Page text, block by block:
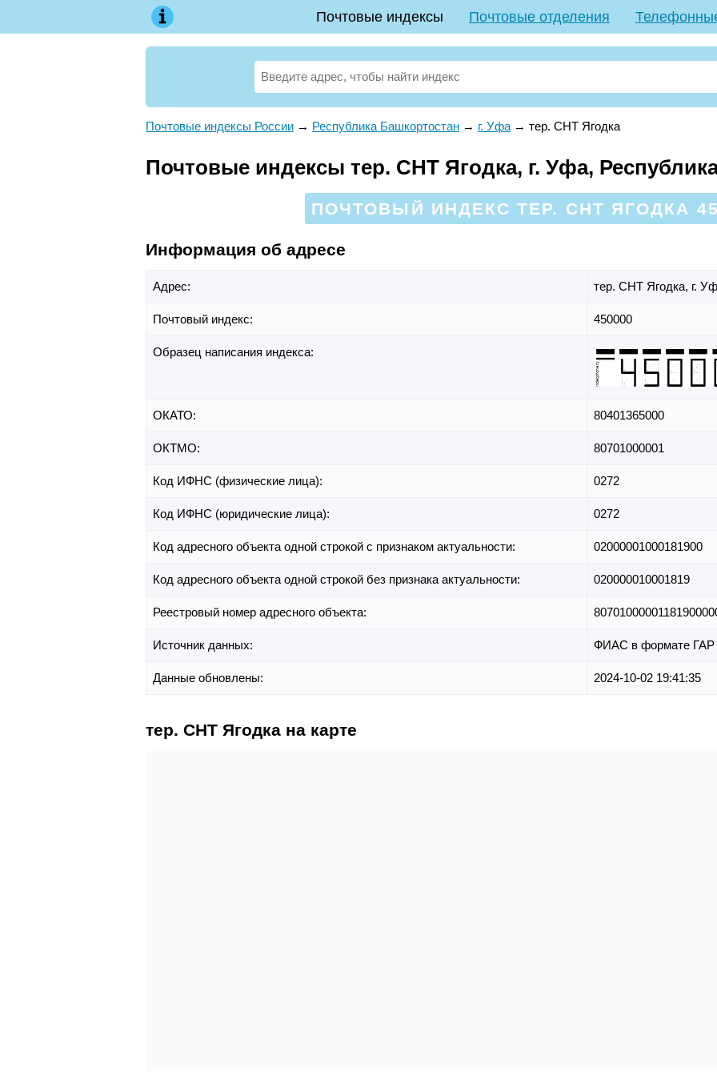
Почтовые индексы Почтовые отделения
Почтовые индексы России → Республика Башкортостан → г. Уфа → тер. СНТ Ягодка
Почтовые индексы тер. СНТ Ягодка, г. Уфа,
ПОЧТОВЫЙ ИНДЕКС ТЕР. СНТ ЯГОДКА
Информация об адресе
Адрес: тер. СНТ Ягодка, г.
Почтовый индекс: 450000
Образец написания индекса:
ОКАТО: 80401365000
ОКТМО: 80701000001
Код ИФНС (физические лица): 0272
Код ИФНС (юридические лица): 0272
Код адресного объекта одной строкой с признаком актуальности: 02000001000181900
Код адресного объекта одной строкой без признака актуальности: 020000010001819
Реестровый номер адресного объекта:
Источник данных: ФИАС в формате ГАР
Данные обновлены: 2024-10-02 19:41:35
тер. СНТ Ягодка на карте